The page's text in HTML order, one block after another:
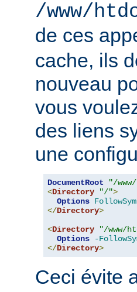
/www/
de ces
cache, ils
nouveau
vous
des liens
une
DocumentRoot
"/
<Directory "/">
Options
</Directory>
<Directory "/www/
Options
-
</Directory>
Ceci évite